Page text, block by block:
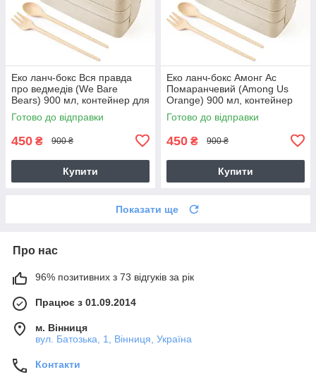
Еко ланч-бокс Вся правда
про ведмедів (We Bare
Bears) 900 мл, контейнер для
обідів з виделкою і ложкою
Готово до відправки
450 ₴ 900 ₴
Купити
Еко ланч-бокс Амонг Ас
Помаранчевий (Among Us
Orange) 900 мл, контейнер
для обідів з виделкою і
ложкою
Готово до відправки
450 ₴ 900 ₴
Купити
Показати ще
Про нас
96% позитивних з 73 відгуків за рік
Працює з 01.09.2014
м. Вінниця
вул. Батозька, 1, Вінниця, Україна
Контакти